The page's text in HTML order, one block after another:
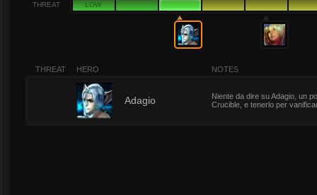
THREAT LOW
THREAT HERO NOTES
Adagio
Niente da dire su Adagio, un
Crucible, e tenerlo per